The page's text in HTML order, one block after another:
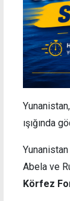
ışığında
Abela ve
Körfez